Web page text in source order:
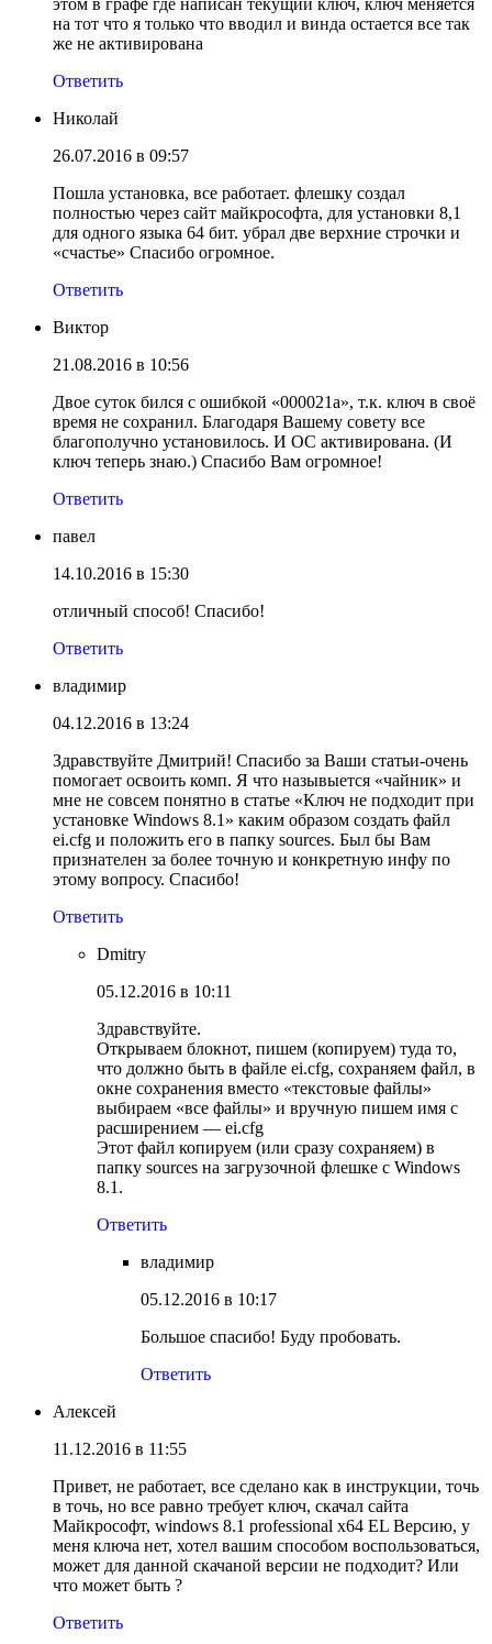
на тот что я только что вводил и винда остается все так
же не активирована
Ответить
Николай
26.07.2016 в 09:57
Пошла установка, все работает. флешку создал
полностью через сайт майкрософта, для установки 8,1
для одного языка 64 бит. убрал две верхние строчки и
«счастье» Спасибо огромное.
Ответить
Виктор
21.08.2016 в 10:56
Двое суток бился с ошибкой «000021а», т.к. ключ в своё
время не сохранил. Благодаря Вашему совету все
благополучно установилось. И ОС активирована. (И
ключ теперь знаю.) Спасибо Вам огромное!
Ответить
павел
14.10.2016 в 15:30
отличный способ! Спасибо!
Ответить
владимир
04.12.2016 в 13:24
Здравствуйте Дмитрий! Спасибо за Ваши статьи-очень
помогает освоить комп. Я что назывыется «чайник» и
мне не совсем понятно в статье «Ключ не подходит при
установке Windows 8.1» каким образом создать файл
ei.cfg и положить его в папку sources. Был бы Вам
признателен за более точную и конкретную инфу по
этому вопросу. Спасибо!
Ответить
Dmitry
05.12.2016 в 10:11
Здравствуйте.
Открываем блокнот, пишем (копируем) туда то,
что должно быть в файле ei.cfg, сохраняем файл, в
окне сохранения вместо «текстовые файлы»
выбираем «все файлы» и вручную пишем имя с
расширением — ei.cfg
Этот файл копируем (или сразу сохраняем) в
папку sources на загрузочной флешке с Windows
8.1.
Ответить
владимир
05.12.2016 в 10:17
Большое спасибо! Буду пробовать.
Ответить
Алексей
11.12.2016 в 11:55
Привет, не работает, все сделано как в инструкции, точь
в точь, но все равно требует ключ, скачал сайта
Майкрософт, windows 8.1 professional x64 EL Версию, у
меня ключа нет, хотел вашим способом воспользоваться,
может для данной скачаной версии не подходит? Или
что может быть ?
Ответить